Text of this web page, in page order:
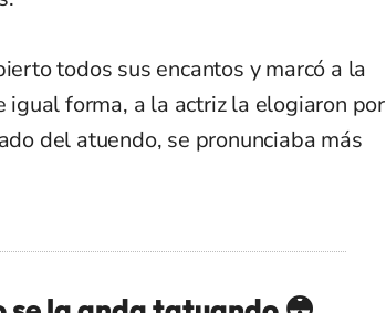
todos sus encantos y marcó a la
igual forma, a la actriz la elogiaron por
del atuendo, se pronunciaba más